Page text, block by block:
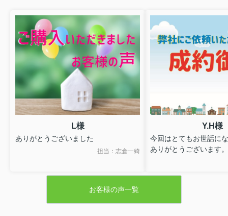
L様
ありがとうございました
担当：志倉一綺
Y.H様
今回はとてもお世話に
ありがとうございます。
お客様の声一覧